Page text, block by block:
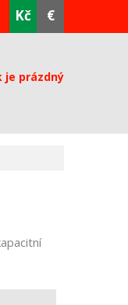
Kč €
je prázdný